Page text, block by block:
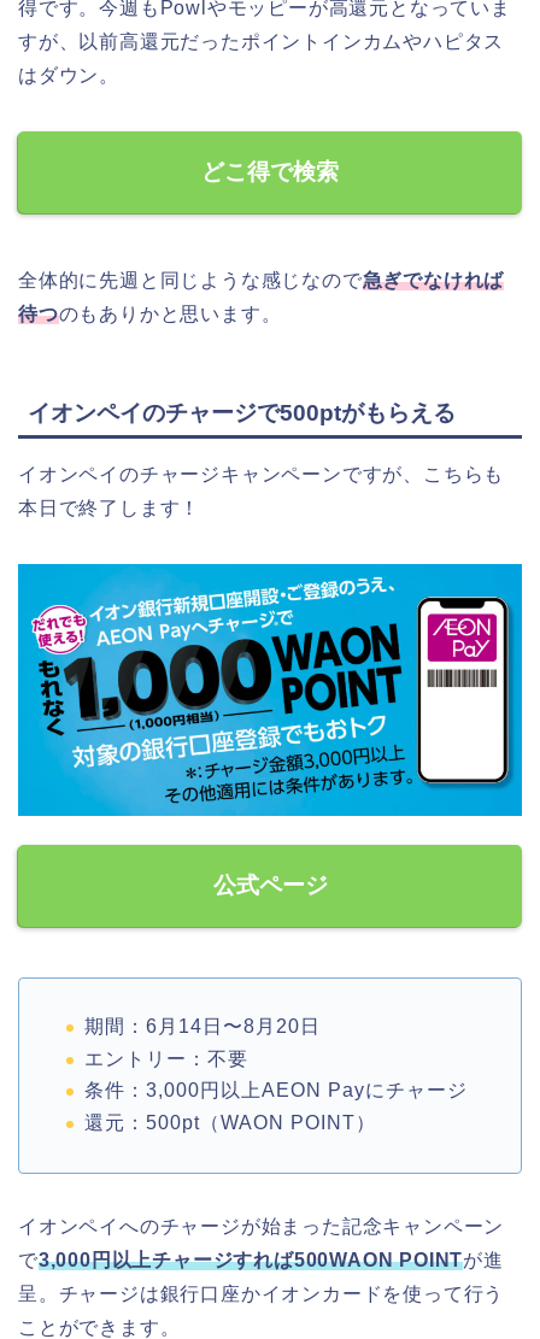
得です。今週もPowlやモッピーが高還元となっていま
すが、以前高還元だったポイントインカムやハピタス
はダウン。
どこ得で検索
全体的に先週と同じような感じなので急ぎでなければ
待つのもありかと思います。
イオンペイのチャージで500ptがもらえる
イオンペイのチャージキャンペーンですが、こちらも
本日で終了します！
公式ページ
期間：6月14日〜8月20日
エントリー：不要
条件：3,000円以上AEON Payにチャージ
還元：500pt（WAON POINT）
イオンペイへのチャージが始まった記念キャンペーン
で3,000円以上チャージすれば500WAON POINTが進
呈。チャージは銀行口座かイオンカードを使って行う
ことができます。